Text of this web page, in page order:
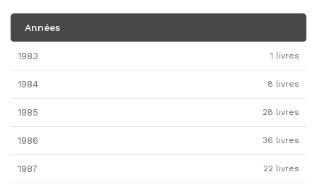
Années
1983 1 livres
1984 8 livres
1985 28 livres
1986 36 livres
1987 22 livres